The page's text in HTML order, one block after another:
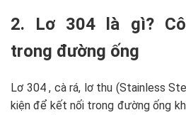
2. Lơ 304 là gì?
trong đường ống
Lơ 304 , cà rá, lơ thu (Stainless
kiện để kết nối trong đường ống